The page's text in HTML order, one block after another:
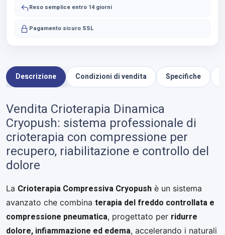
Reso semplice entro 14 giorni
Pagamento sicuro SSL
Descrizione Condizioni di vendita Specifiche
Vendita Crioterapia Dinamica
Cryopush: sistema professionale di
crioterapia con compressione per
recupero, riabilitazione e controllo del
dolore
La Crioterapia Compressiva Cryopush è un sistema
avanzato che combina terapia del freddo controllata e
compressione pneumatica, progettato per ridurre
dolore, infiammazione ed edema, accelerando i naturali